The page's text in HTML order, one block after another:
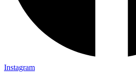
Instagram